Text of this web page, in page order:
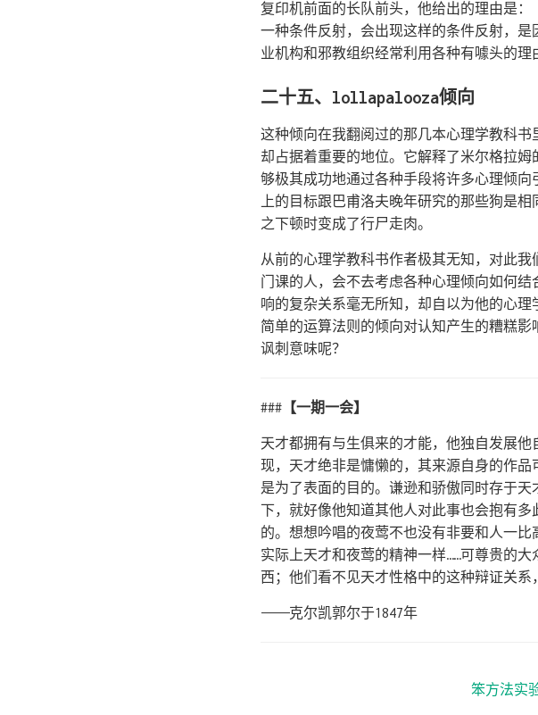
复印机前面的长队前头，他给出的理由是
一种条件反射，会出现这样的条件反射，
业机构和邪教组织经常利用各种有噱头的理
二十五、lollapalooza倾向
这种倾向在我翻阅过的那几本心理学教科
却占据着重要的地位。它解释了米尔格拉
够极其成功地通过各种手段将许多心理倾
上的目标跟巴甫洛夫晚年研究的那些狗是
之下顿时变成了行尸走肉。
从前的心理学教科书作者极其无知，对此
门课的人，会不去考虑各种心理倾向如何
响的复杂关系毫无所知，却自以为他的心
简单的运算法则的倾向对认知产生的糟糕
讽刺意味呢？
### 【一期一会】
天才都拥有与生俱来的才能，他独自发展
现，天才绝非是慵懒的，其来源自身的作
是为了表面的目的。谦逊和骄傲同时存于
下，就好像他知道其他人对此事也会抱有
的。想想吟唱的夜莺不也没有非要和人一
实际上天才和夜莺的精神一样……可尊贵的
西；他们看不见天才性格中的这种辩证关系
————克尔凯郭尔于1847年
笨方法实